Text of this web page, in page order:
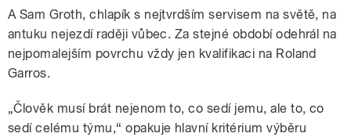
A Sam Groth, chlapík s nejtvrdším servisem na světě, na
antuku nejezdí raději vůbec. Za stejné období odehrál na
nejpomalejším povrchu vždy jen kvalifikaci na Roland
Garros.
„Člověk musí brát nejenom to, co sedí jemu, ale to, co
sedí celému týmu,“ opakuje hlavní kritérium výběru